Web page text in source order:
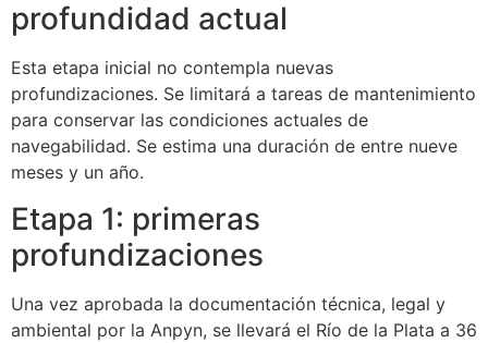
profundidad actual
Esta etapa inicial no contempla nuevas
profundizaciones. Se limitará a tareas de mantenimiento
para conservar las condiciones actuales de
navegabilidad. Se estima una duración de entre nueve
meses y un año.
Etapa 1: primeras
profundizaciones
Una vez aprobada la documentación técnica, legal y
ambiental por la Anpyn, se llevará el Río de la Plata a 36